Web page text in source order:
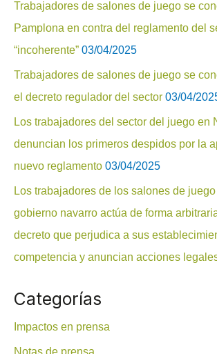
Trabajadores de salones de juego se
Pamplona en contra del reglamento del
“incoherente” 03/04/2025
Trabajadores de salones de juego se
el decreto regulador del sector 03/04/
Los trabajadores del sector del juego en
denuncian los primeros despidos por la
nuevo reglamento 03/04/2025
Los trabajadores de los salones de
gobierno navarro actúa de forma
decreto que perjudica a sus
competencia y anuncian acciones
Categorías
Impactos en prensa
Notas de prensa